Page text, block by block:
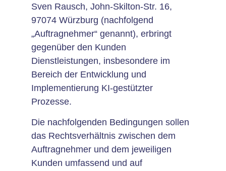
Sven Rausch, John-Skilton-Str. 16,
97074 Würzburg (nachfolgend
„Auftragnehmer“ genannt), erbringt
gegenüber den Kunden
Dienstleistungen, insbesondere im
Bereich der Entwicklung und
Implementierung KI-gestützter
Prozesse.
Die nachfolgenden Bedingungen sollen
das Rechtsverhältnis zwischen dem
Auftragnehmer und dem jeweiligen
Kunden umfassend und auf